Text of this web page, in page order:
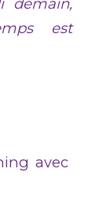
est
avec